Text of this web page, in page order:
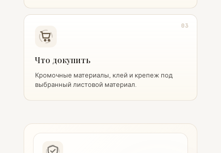
03
Что докупить
Кромочные материалы, клей и крепеж под
выбранный листовой материал.